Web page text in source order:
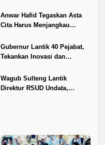
Anwar Hafid Tegaskan Asta
Cita Harus Menjangkau
Gubernur Lantik 40 Pejabat,
Tekankan Inovasi dan
Wagub Sulteng Lantik
Direktur RSUD Undata,